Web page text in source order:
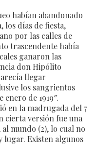
habían abandonado
los días de fiesta,
por las calles de
trascendente había
ganaron las
don Hipólito
llegar
los sangrientos
de 1919″.
en la madrugada del 7
cierta versión fue una
mundo (2), lo cual no
lugar. Existen algunos